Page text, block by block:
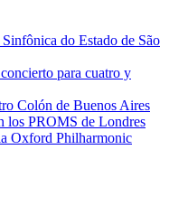
do Estado de São
para cuatro y
Colón de Buenos Aires
los PROMS de Londres
Oxford Philharmonic